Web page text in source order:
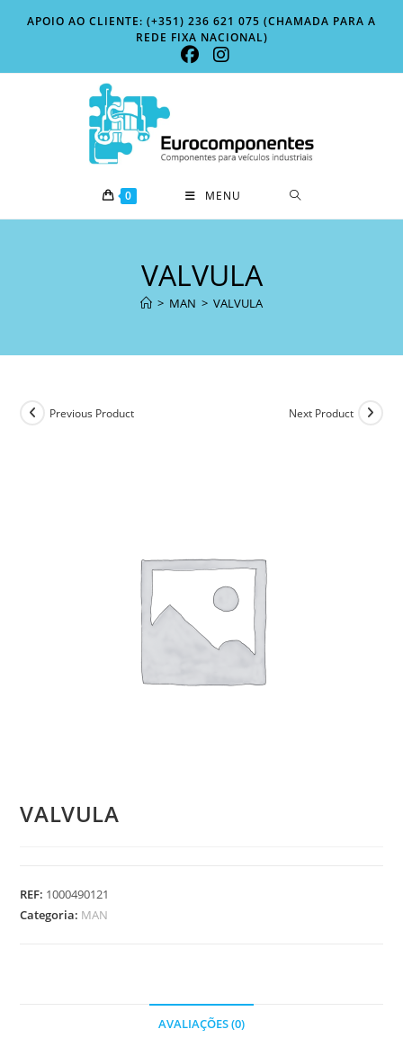
APOIO AO CLIENTE: (+351) 236 621 075 (CHAMADA PARA A
REDE FIXA NACIONAL)
0 MENU
VALVULA
> MAN > VALVULA
Previous Product Next Product
VALVULA
REF: 1000490121
Categoria: MAN
AVALIAÇÕES (0)